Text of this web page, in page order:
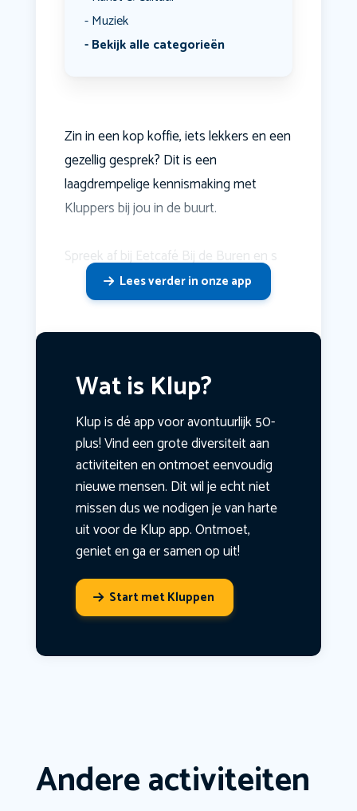
Muziek
Bekijk alle categorieën
Zin in een kop koffie, iets lekkers en een
gezellig gesprek? Dit is een
laagdrempelige kennismaking met
Kluppers bij jou in de buurt.
Spreek af bij Eetcafé Bij de Buren en s
Lees verder in onze app
Wat is Klup?
Klup is dé app voor avontuurlijk 50-
plus! Vind een grote diversiteit aan
activiteiten en ontmoet eenvoudig
nieuwe mensen. Dit wil je echt niet
missen dus we nodigen je van harte
uit voor de Klup app. Ontmoet,
geniet en ga er samen op uit!
Start met Kluppen
Andere activiteiten